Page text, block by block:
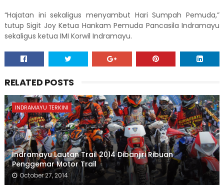
“Hajatan ini sekaligus menyambut Hari Sumpah Pemuda,”
tutup Sigit Joy Ketua Hankam Pemuda Pancasila Indramayu
sekaligus ketua IMI Korwil Indramayu.
RELATED POSTS
INDRAMAYU TERKINI
Indramayu Lautan Trail 2014 Dibanjiri Ribuan
Penggemar Motor Trail
October 27, 2014